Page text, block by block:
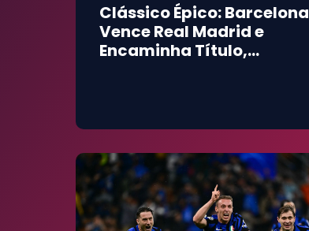
Clássico Épico: Barcelona
Vence Real Madrid e
Encaminha Título,